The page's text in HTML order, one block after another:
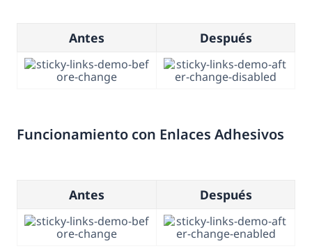
Antes Después
Funcionamiento con Enlaces Adhesivos
Antes Después